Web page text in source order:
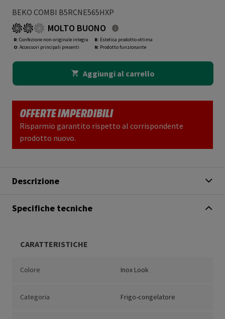
BEKO COMBI B5RCNE565HXP
MOLTO BUONO
R: Confezione non originale integra
O: Accessori principali presenti
B: Estetica prodotto ottima
N: Prodotto funzionante
Aggiungi al carrello
OFFERTE IMPERDIBILI
Risparmio garantito rispetto al corrispondente
prodotto nuovo.
Descrizione
Specifiche tecniche
CARATTERISTICHE
Colore Inox Look
Categoria Frigo-congelatore